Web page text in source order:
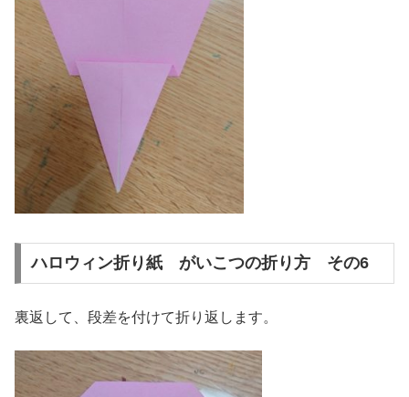
ハロウィン折り紙 がいこつの折り方 その6
裏返して、段差を付けて折り返します。